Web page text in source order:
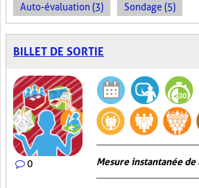
Auto-évaluation (3) Sondage (5)
BILLET DE SORTIE
0 Mesure instantanée